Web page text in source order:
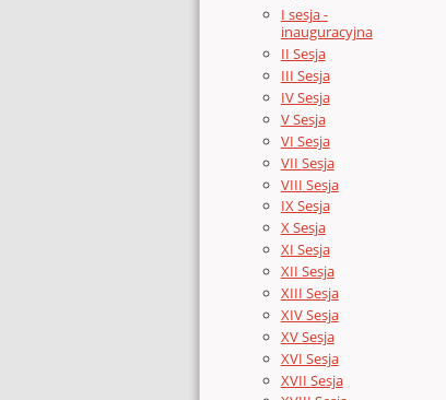
I sesja -
inauguracyjna
II Sesja
III Sesja
IV Sesja
V Sesja
VI Sesja
VII Sesja
VIII Sesja
IX Sesja
X Sesja
XI Sesja
XII Sesja
XIII Sesja
XIV Sesja
XV Sesja
XVI Sesja
XVII Sesja